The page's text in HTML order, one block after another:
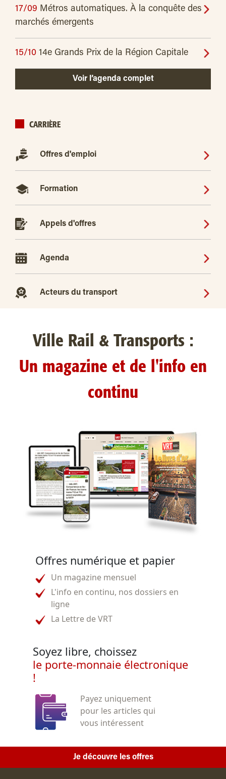
17/09 Métros automatiques. À la conquête des
marchés émergents
15/10 14e Grands Prix de la Région Capitale
Voir l’agenda complet
CARRIÈRE
Offres d'emploi
Formation
Appels d'offres
Agenda
Acteurs du transport
Ville Rail & Transports :
Un magazine et de l'info en
continu
Offres numérique et papier
Un magazine mensuel
L'info en continu, nos dossiers en
ligne
La Lettre de VRT
Soyez libre, choissez
le porte-monnaie électronique
!
Payez uniquement
pour les articles qui
vous intéressent
Je découvre les offres